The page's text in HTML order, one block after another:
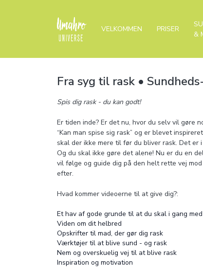
VELKOMMEN PRISER
&
Fra syg til rask •
Spis dig rask - du kan godt!
Er tiden inde? Er det nu, hvor du selv vil gøre
“Kan man spise sig rask” og er blevet
skal der ikke mere til før du bliver rask. Det
Og du skal ikke gøre det alene! Nu er du en
vil følge og guide dig på den helt rette vej
efter.
Hvad kommer videoerne til at give dig?:
Et hav af gode grunde til at du skal i gang
Viden om dit helbred
Opskrifter til mad, der gør dig rask
Værktøjer til at blive sund - og rask
Nem og overskuelig vej til at blive rask
Inspiration og motivation